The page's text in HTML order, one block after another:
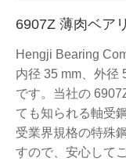
6907Z 薄肉ベア
Hengji Bearing
内径 35 mm、外径
です。当社の
ても知られる軸受
受業界規格の特殊
すので、安心して